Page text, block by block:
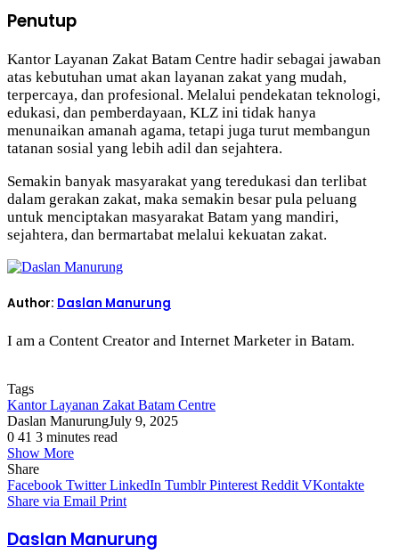
Penutup
Kantor Layanan Zakat Batam Centre hadir sebagai jawaban
atas kebutuhan umat akan layanan zakat yang mudah,
terpercaya, dan profesional. Melalui pendekatan teknologi,
edukasi, dan pemberdayaan, KLZ ini tidak hanya
menunaikan amanah agama, tetapi juga turut membangun
tatanan sosial yang lebih adil dan sejahtera.
Semakin banyak masyarakat yang teredukasi dan terlibat
dalam gerakan zakat, maka semakin besar pula peluang
untuk menciptakan masyarakat Batam yang mandiri,
sejahtera, dan bermartabat melalui kekuatan zakat.
Author: Daslan Manurung
I am a Content Creator and Internet Marketer in Batam.
Tags
Kantor Layanan Zakat Batam Centre
Daslan ManurungJuly 9, 2025
0 41 3 minutes read
Show More
Share
Facebook Twitter LinkedIn Tumblr Pinterest Reddit VKontakte
Share via Email Print
Daslan Manurung